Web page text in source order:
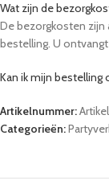
Wat zijn de
De bezorgkosten zijn
bestelling. U
Kan ik mijn bestelling
Kunnen tafels,
Ja, wij bieden een
Wij raden aan om
Artikelnummer:
Categorieën: